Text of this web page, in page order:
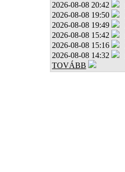
2026-08-08 20:42
2026-08-08 19:50
2026-08-08 19:49
2026-08-08 15:42
2026-08-08 15:16
2026-08-08 14:32
TOVÁBB